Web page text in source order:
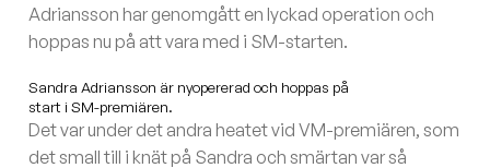
Adriansson har genomgått en lyckad operation och
hoppas nu på att vara med i SM-starten.
Sandra Adriansson är nyopererad och hoppas på
start i SM-premiären.
Det var under det andra heatet vid VM-premiären, som
det small till i knät på Sandra och smärtan var så